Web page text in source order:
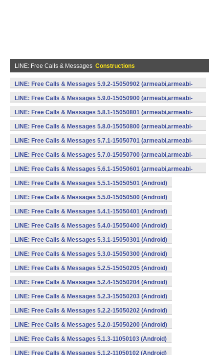
LINE: Free Calls & Messages Constructions
LINE: Free Calls & Messages 5.9.2-15050902 (armeabi,armeabi-
v7a) (Android)
LINE: Free Calls & Messages 5.9.0-15050900 (armeabi,armeabi-
v7a) (Android)
LINE: Free Calls & Messages 5.8.1-15050801 (armeabi,armeabi-
v7a) (Android)
LINE: Free Calls & Messages 5.8.0-15050800 (armeabi,armeabi-
v7a) (Android)
LINE: Free Calls & Messages 5.7.1-15050701 (armeabi,armeabi-
v7a) (Android)
LINE: Free Calls & Messages 5.7.0-15050700 (armeabi,armeabi-
v7a) (Android)
LINE: Free Calls & Messages 5.6.1-15050601 (armeabi,armeabi-
v7a) (Android)
LINE: Free Calls & Messages 5.5.1-15050501 (Android)
LINE: Free Calls & Messages 5.5.0-15050500 (Android)
LINE: Free Calls & Messages 5.4.1-15050401 (Android)
LINE: Free Calls & Messages 5.4.0-15050400 (Android)
LINE: Free Calls & Messages 5.3.1-15050301 (Android)
LINE: Free Calls & Messages 5.3.0-15050300 (Android)
LINE: Free Calls & Messages 5.2.5-15050205 (Android)
LINE: Free Calls & Messages 5.2.4-15050204 (Android)
LINE: Free Calls & Messages 5.2.3-15050203 (Android)
LINE: Free Calls & Messages 5.2.2-15050202 (Android)
LINE: Free Calls & Messages 5.2.0-15050200 (Android)
LINE: Free Calls & Messages 5.1.3-11050103 (Android)
LINE: Free Calls & Messages 5.1.2-11050102 (Android)